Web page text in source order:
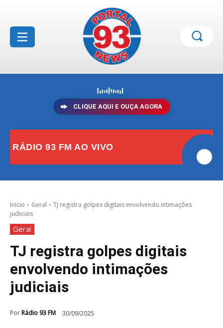
CLIQUE AQUI E OUÇA AGORA
RÁDIO 93 FM AO VIVO
Início Geral
TJ registra golpes digitais envolvendo intimações
judiciais
Geral
TJ registra golpes digitais
envolvendo intimações
judiciais
PorRádio 93 FM 30/09/2025